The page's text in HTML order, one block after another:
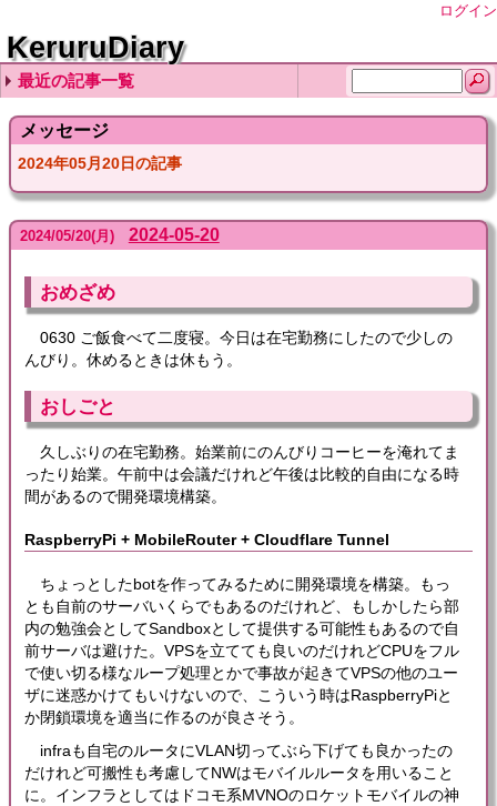
ログイン
KeruruDiary
最近の記事一覧
2026-08-06
2026-08-05
2026-08-04
2026-08-03
2026-08-02
メッセージ
2024年05月20日の記事
2024/05/20(月) 2024-05-20
おめざめ
0630 ご飯食べて二度寝。今日は在宅勤務にしたので少しの
んびり。休めるときは休もう。
おしごと
久しぶりの在宅勤務。始業前にのんびりコーヒーを淹れてま
ったり始業。午前中は会議だけれど午後は比較的自由になる時
間があるので開発環境構築。
RaspberryPi + MobileRouter + Cloudflare Tunnel
ちょっとしたbotを作ってみるために開発環境を構築。もっ
とも自前のサーバいくらでもあるのだけれど、もしかしたら部
内の勉強会としてSandboxとして提供する可能性もあるので自
前サーバは避けた。VPSを立てても良いのだけれどCPUをフル
で使い切る様なループ処理とかで事故が起きてVPSの他のユー
ザに迷惑かけてもいけないので、こういう時はRaspberryPiと
か閉鎖環境を適当に作るのが良さそう。
infraも自宅のルータにVLAN切ってぶら下げても良かったの
だけれど可搬性も考慮してNWはモバイルルータを用いること
に。インフラとしてはドコモ系MVNOのロケットモバイルの神